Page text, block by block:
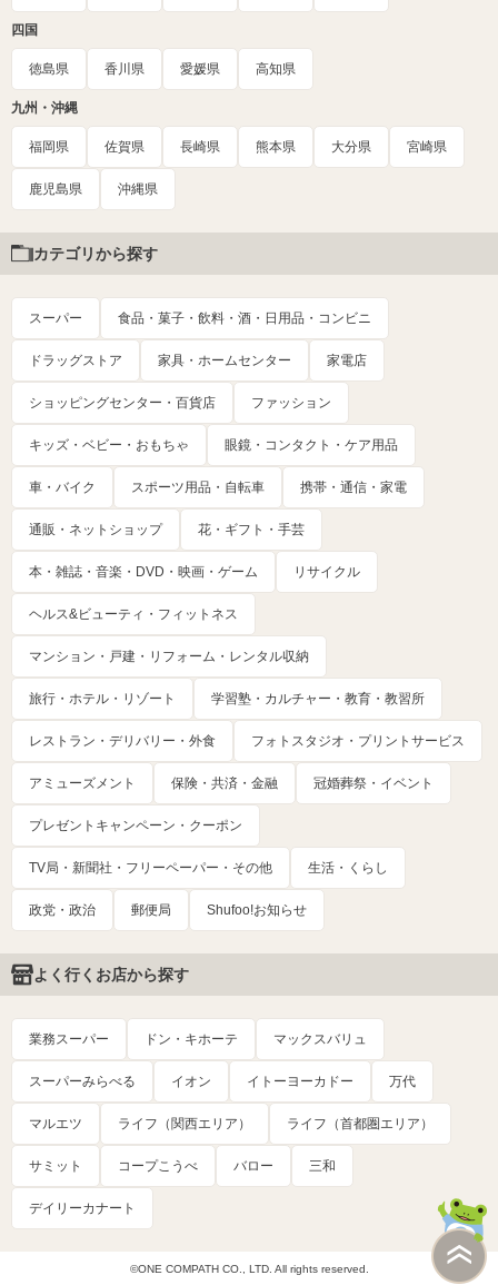
四国
徳島県 香川県 愛媛県 高知県
九州・沖縄
福岡県 佐賀県 長崎県 熊本県 大分県 宮崎県
鹿児島県 沖縄県
カテゴリから探す
スーパー 食品・菓子・飲料・酒・日用品・コンビニ
ドラッグストア 家具・ホームセンター 家電店
ショッピングセンター・百貨店 ファッション
キッズ・ベビー・おもちゃ 眼鏡・コンタクト・ケア用品
車・バイク スポーツ用品・自転車 携帯・通信・家電
通販・ネットショップ 花・ギフト・手芸
本・雑誌・音楽・DVD・映画・ゲーム リサイクル
ヘルス&ビューティ・フィットネス
マンション・戸建・リフォーム・レンタル収納
旅行・ホテル・リゾート 学習塾・カルチャー・教育・教習所
レストラン・デリバリー・外食 フォトスタジオ・プリントサービス
アミューズメント 保険・共済・金融 冠婚葬祭・イベント
プレゼントキャンペーン・クーポン
TV局・新聞社・フリーペーパー・その他 生活・くらし
政党・政治 郵便局 Shufoo!お知らせ
よく行くお店から探す
業務スーパー ドン・キホーテ マックスバリュ
スーパーみらべる イオン イトーヨーカドー 万代
マルエツ ライフ（関西エリア） ライフ（首都圏エリア）
サミット コープこうべ バロー 三和
デイリーカナート
©ONE COMPATH CO., LTD. All rights reserved.